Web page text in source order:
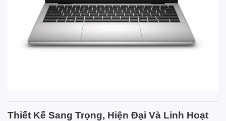
Thiết Kế Sang Trọng, Hiện Đại Và Linh Hoạt